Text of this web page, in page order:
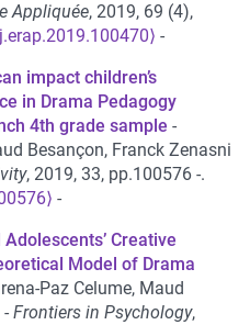
Appliquée, 2019, 69 (4),
impact children’s
in Drama Pedagogy
4th grade sample
Besançon, Franck Zenasni
, 2019, 33, pp.100576 -.
Creative
Model of Drama
Paz Celume, Maud
Frontiers in Psychology,